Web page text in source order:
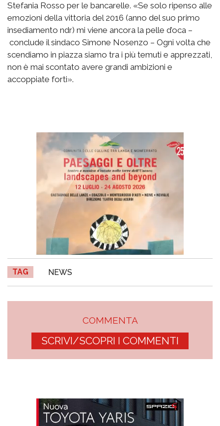
Stefania Rosso per le bancarelle. «Se solo ripenso alle
emozioni della vittoria del 2016 (anno del suo primo
insediamento ndr) mi viene ancora la pelle d’oca –
conclude il sindaco Simone Nosenzo – Ogni volta che
scendiamo in piazza siamo tra i più temuti e apprezzati,
non è mai scontato avere grandi ambizioni e
accoppiate forti».
TAG NEWS
COMMENTA
SCRIVI/SCOPRI I COMMENTI